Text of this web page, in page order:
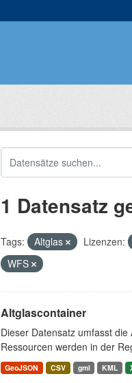
1 Datensatz
Tags: Altglas Lizenzen:
WFS
Altglascontainer
Dieser Datensatz umfasst
Ressourcen werden in der
GeoJSON CSV gml KML